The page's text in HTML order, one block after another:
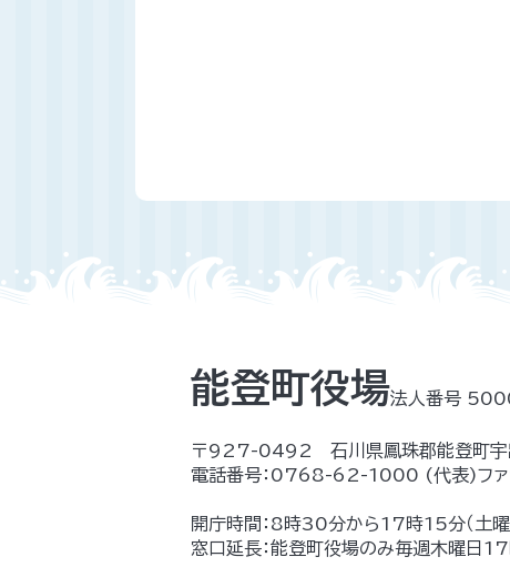
能登町役場法人番号
〒927-0492 石川県鳳珠郡能登町宇
電話番号： 0768-62-1000 (代表)ファ
開庁時間：8時30分から17時15分（土曜
窓口延長：能登町役場のみ毎週木曜日